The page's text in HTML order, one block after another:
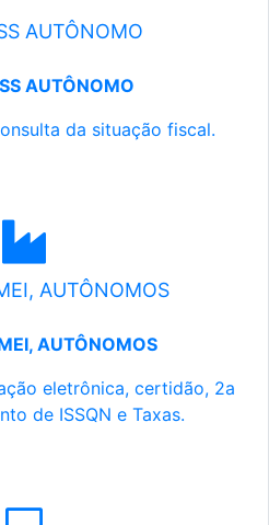
AUTÔNOMO
AUTÔNOMO
da situação fiscal.
AUTÔNOMOS
AUTÔNOMOS
eletrônica, certidão, 2a
de ISSQN e Taxas.